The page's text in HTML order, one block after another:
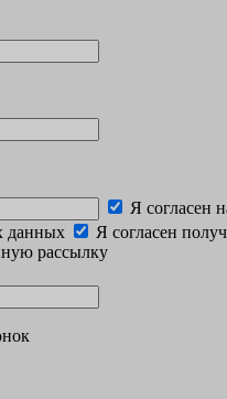
Я согласен
данных
Я согласен
рассылку